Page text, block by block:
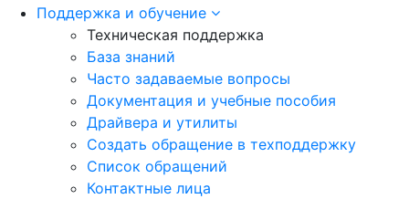
Поддержка и обучение
Техническая поддержка
База знаний
Часто задаваемые вопросы
Документация и учебные пособия
Драйвера и утилиты
Создать обращение в техподдержку
Список обращений
Контактные лица